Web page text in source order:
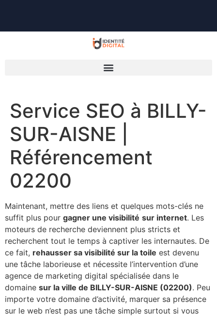
Service SEO à BILLY-
SUR-AISNE |
Référencement
02200
Maintenant, mettre des liens et quelques mots-clés ne
suffit plus pour gagner une visibilité sur internet. Les
moteurs de recherche deviennent plus stricts et
recherchent tout le temps à captiver les internautes. De
ce fait, rehausser sa visibilité sur la toile est devenu
une tâche laborieuse et nécessite l’intervention d’une
agence de marketing digital spécialisée dans le
domaine sur la ville de BILLY-SUR-AISNE (02200). Peu
importe votre domaine d’activité, marquer sa présence
sur le web n’est pas une tâche simple surtout si vous